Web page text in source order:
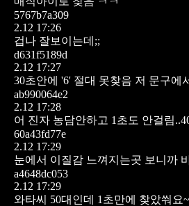
5767b7a309
2.12 17:26
겁나 잘보이는데;;
d631f5189d
2.12 17:27
30초안에 '6' 절대 못찾음 저 문구에
ab990064e2
2.12 17:28
어 진자 농담안하고 1초도 안걸림
60a43fd77e
2.12 17:29
눈에서 이질감 느껴지는곳 보니까
a4648dc053
2.12 17:29
와타씨 50대인데 1초만에 찾았쒀요